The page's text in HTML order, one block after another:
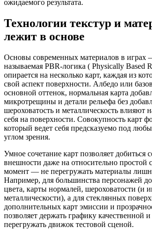
ожидаемого результата.
Технологии текстур и
лежит в основе
Основы современных материалов в играх
называемая PBR-логика ( Physically Based
опирается на несколько карт, каждая из
свой аспект поверхности. Албедо или
основной оттенок, нормальная карта
микротрещины и детали рельефа без
шероховатость и металлическость влияют
себя на поверхности. Совокупность карт
который ведет себя предсказуемо под
углом зрения.
Умное сочетание карт позволяет добиться
внешности даже на относительно простой
момент — не перегружать материалы
Например, для большинства персонажей
цвета, карты нормалей, шероховатости (и
металлическости), а для стеклянных
дополнительных карт эмиссии и
позволяет держать графику качественной
перегружать движок тестовой сценой.